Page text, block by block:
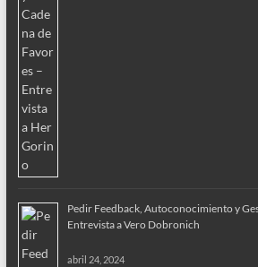
Pedir Feedback, Autoconocimiento y
Entrevista a Vero Dobronich
abril 24, 2024